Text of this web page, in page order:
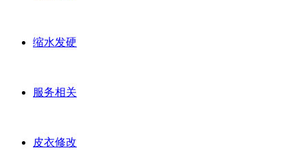
缩水发硬
服务相关
皮衣修改